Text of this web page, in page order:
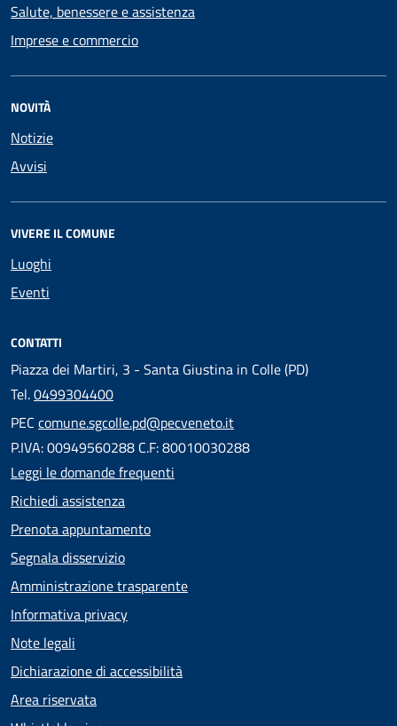
Salute, benessere e assistenza
Imprese e commercio
NOVITÀ
Notizie
Avvisi
VIVERE IL COMUNE
Luoghi
Eventi
CONTATTI
Piazza dei Martiri, 3 - Santa Giustina in Colle (PD)
Tel.0499304400
PEC comune.sgcolle.pd@pecveneto.it
P.IVA: 00949560288 C.F: 80010030288
Leggi le domande frequenti
Richiedi assistenza
Prenota appuntamento
Segnala disservizio
Amministrazione trasparente
Informativa privacy
Note legali
Dichiarazione di accessibilità
Area riservata